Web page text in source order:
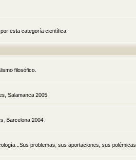
esta categoría científica
filosófico.
Salamanca 2005.
Barcelona 2004.
problemas, sus aportaciones, sus polémicas.